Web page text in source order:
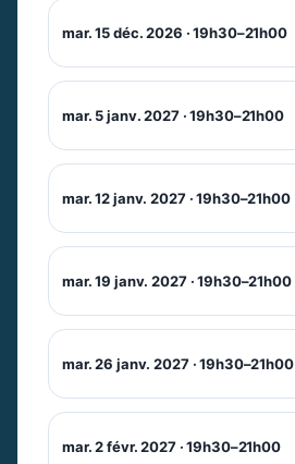
mar. 15 déc. 2026 · 19h30–21h00
mar. 5 janv. 2027 · 19h30–21h00
mar. 12 janv. 2027 · 19h30–21h00
mar. 19 janv. 2027 · 19h30–21h00
mar. 26 janv. 2027 · 19h30–21h00
mar. 2 févr. 2027 · 19h30–21h00